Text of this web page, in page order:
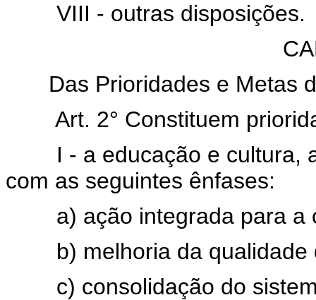
VIII - outras disposições.
Das Prioridades e Metas
Art. 2° Constituem
I - a educação e cultura, a
com as seguintes ênfases:
a) ação integrada para a
b) melhoria da qualidade
c) consolidação do